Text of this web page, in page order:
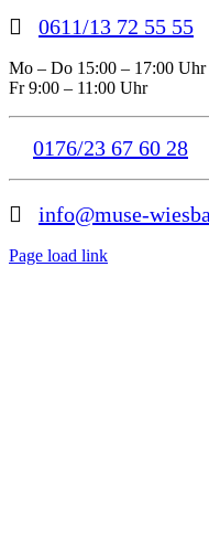
0611/13 72 55 55
Mo – Do 15:00 – 17:00 Uhr
Fr 9:00 – 11:00 Uhr
0176/23 67 60 28
info@muse-
Page load link